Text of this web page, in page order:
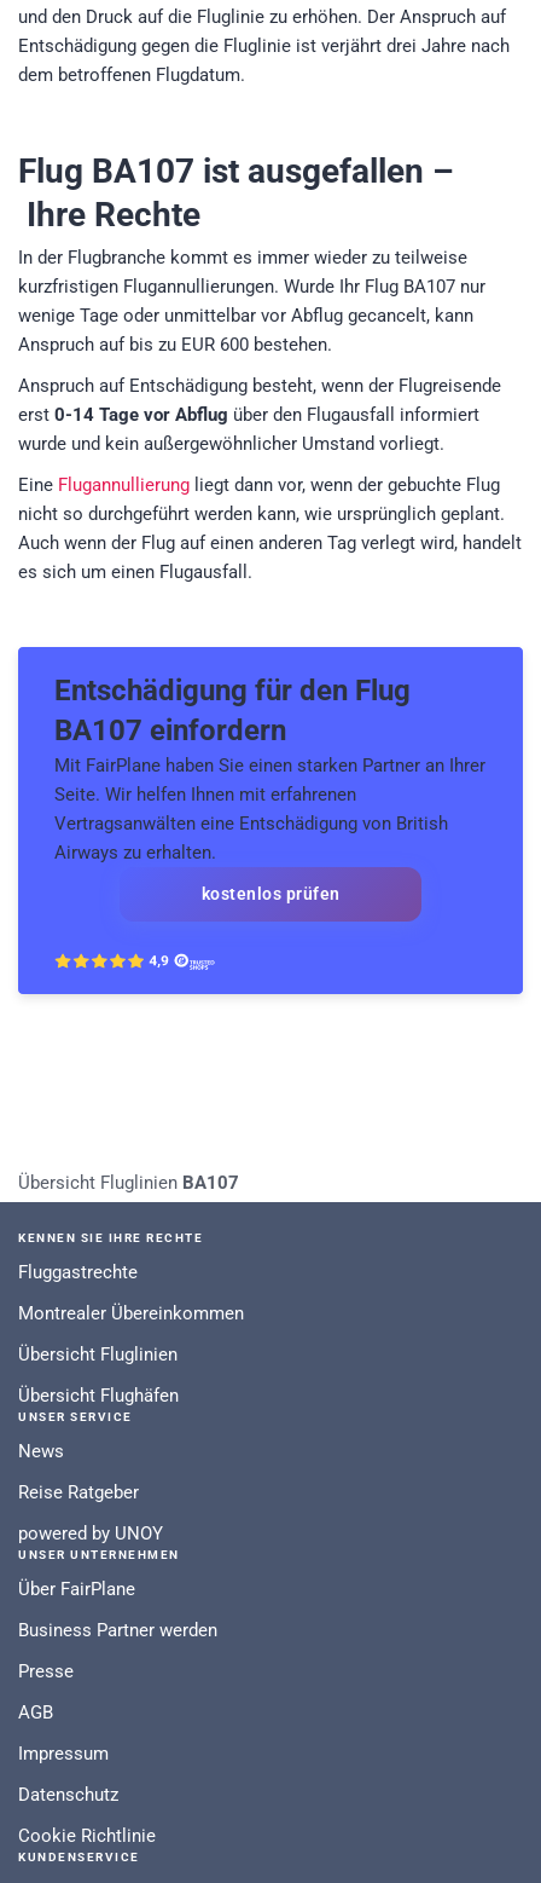
und den Druck auf die Fluglinie zu erhöhen. Der Anspruch auf
Entschädigung gegen die Fluglinie ist verjährt drei Jahre nach
dem betroffenen Flugdatum.
Flug BA107 ist ausgefallen –
Ihre Rechte
In der Flugbranche kommt es immer wieder zu teilweise
kurzfristigen Flugannullierungen. Wurde Ihr Flug BA107 nur
wenige Tage oder unmittelbar vor Abflug gecancelt, kann
Anspruch auf bis zu EUR 600 bestehen.
Anspruch auf Entschädigung besteht, wenn der Flugreisende
erst 0-14 Tage vor Abflug über den Flugausfall informiert
wurde und kein außergewöhnlicher Umstand vorliegt.
Eine Flugannullierung liegt dann vor, wenn der gebuchte Flug
nicht so durchgeführt werden kann, wie ursprünglich geplant.
Auch wenn der Flug auf einen anderen Tag verlegt wird, handelt
es sich um einen Flugausfall.
Entschädigung für den Flug
BA107 einfordern
Mit FairPlane haben Sie einen starken Partner an Ihrer
Seite. Wir helfen Ihnen mit erfahrenen
Vertragsanwälten eine Entschädigung von British
Airways zu erhalten.
kostenlos prüfen
Übersicht Fluglinien BA107
KENNEN SIE IHRE RECHTE
Fluggastrechte
Montrealer Übereinkommen
Übersicht Fluglinien
Übersicht Flughäfen
UNSER SERVICE
News
Reise Ratgeber
powered by UNOY
UNSER UNTERNEHMEN
Über FairPlane
Business Partner werden
Presse
AGB
Impressum
Datenschutz
Cookie Richtlinie
KUNDENSERVICE